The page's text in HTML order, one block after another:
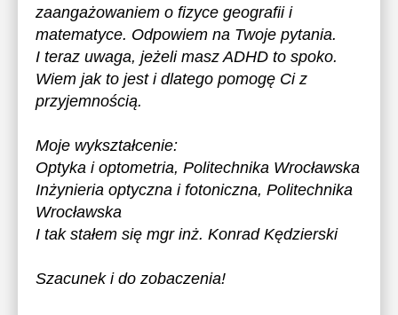
zaangażowaniem o fizyce geografii i
matematyce. Odpowiem na Twoje pytania.
I teraz uwaga, jeżeli masz ADHD to spoko.
Wiem jak to jest i dlatego pomogę Ci z
przyjemnością.
Moje wykształcenie:
Optyka i optometria, Politechnika Wrocławska
Inżynieria optyczna i fotoniczna, Politechnika
Wrocławska
I tak stałem się mgr inż. Konrad Kędzierski
Szacunek i do zobaczenia!